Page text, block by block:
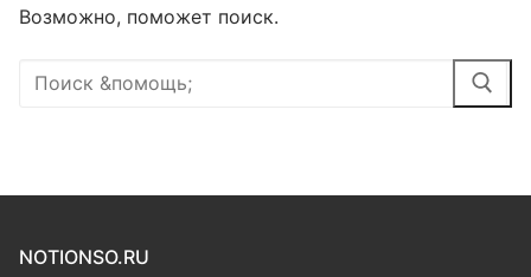
Возможно, поможет поиск.
Найти:
NOTIONSO.RU